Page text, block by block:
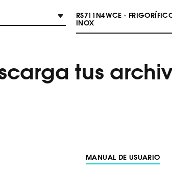
RS711N4WCE -
INOX
tus
MANUAL DE USUARIO